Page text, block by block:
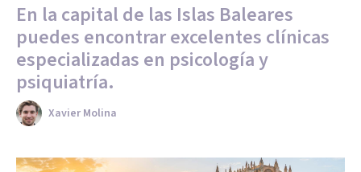
En la capital de las Islas Baleares
puedes encontrar excelentes clínicas
especializadas en psicología y
psiquiatría.
Xavier Molina